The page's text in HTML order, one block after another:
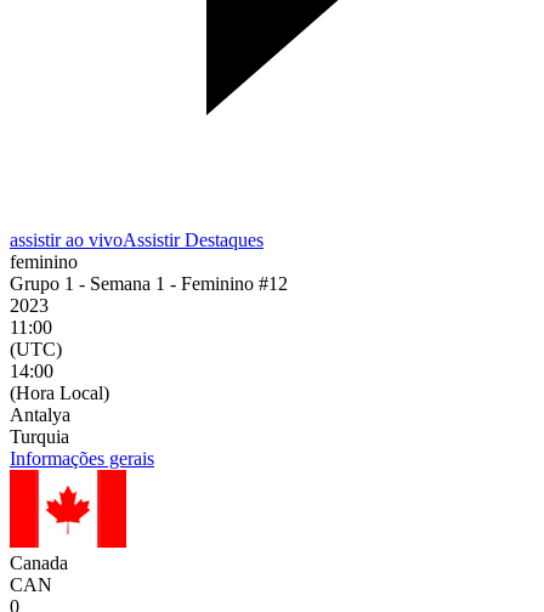
assistir ao vivoAssistir Destaques
feminino
Grupo 1 - Semana 1 - Feminino #12
2023
11:00
(UTC)
14:00
(Hora Local)
Antalya
Turquia
Informações gerais
Canada
CAN
0